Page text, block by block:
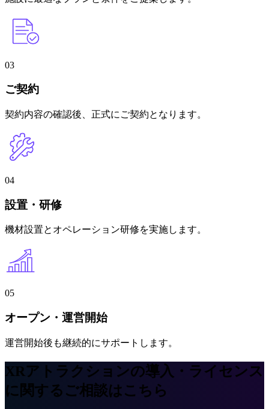
03
ご契約
契約内容の確認後、正式にご契約となります。
04
設置・研修
機材設置とオペレーション研修を実施します。
05
オープン・運営開始
運営開始後も継続的にサポートします。
XRアトラクションの導入・ライセンス
に関するご相談はこちら